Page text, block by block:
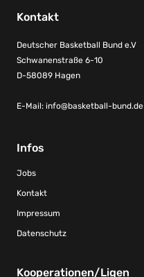
Kontakt
Deutscher Basketball Bund e.V
Schwanenstraße 6-10
D-58089 Hagen
E-Mail: info@basketball-bund.de
Infos
Jobs
Kontakt
Impressum
Datenschutz
Kooperationen/Ligen